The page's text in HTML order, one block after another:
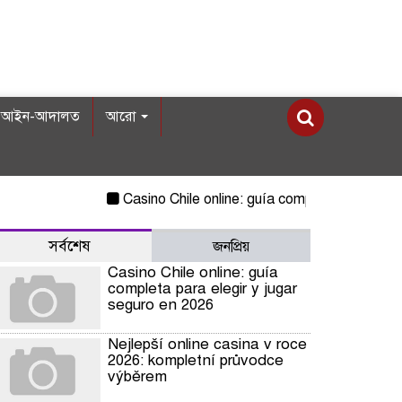
আইন-আদালত আরো
Casino Chile online: guía completa para elegir y
সর্বশেষ জনপ্রিয়
Casino Chile online: guía
completa para elegir y jugar
seguro en 2026
Nejlepší online casina v roce
2026: kompletní průvodce
výběrem